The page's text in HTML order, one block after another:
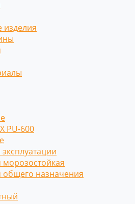
изделия
PU-600
общего назначения